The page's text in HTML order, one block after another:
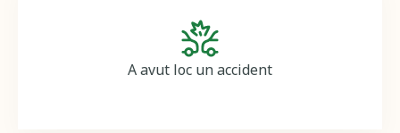
Image
A avut loc un accident